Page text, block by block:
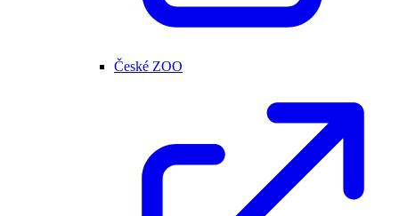
České ZOO